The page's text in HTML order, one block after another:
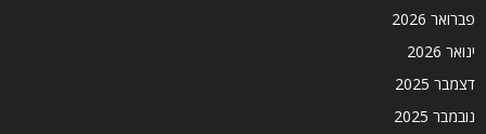
פברואר 2026
ינואר 2026
דצמבר 2025
נובמבר 2025